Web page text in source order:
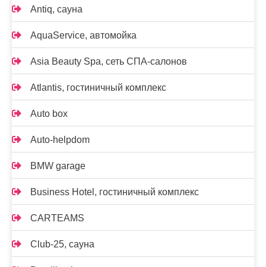
Antiq, сауна
AquaService, автомойка
Asia Beauty Spa, сеть СПА-салонов
Atlantis, гостиничный комплекс
Auto box
Auto-helpdom
BMW garage
Business Hotel, гостиничный комплекс
CARTEAMS
Club-25, сауна